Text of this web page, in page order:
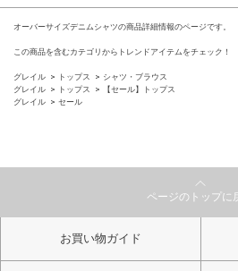
オーバーサイズデニムシャツの商品詳細情報のページです。
この商品を含むカテゴリからトレンドアイテムをチェック！
グレイル トップス
シャツ・ブラウス
グレイル
トップス
【セール】トップス
グレイル
セール
ページのトップに
お買い物ガイド